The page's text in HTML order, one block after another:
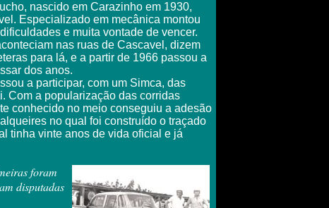
nascido em Carazinho em 1930,
Especializado em mecânica montou
e muita vontade de vencer.
nas ruas de Cascavel, dizem
para lá, e a partir de 1966 passou a
dos anos.
a participar, com um Simca, das
Com a popularização das corridas
conhecido no meio conseguiu a adesão
no qual foi construído o traçado
tinha vinte anos de vida oficial e já
foram
disputadas